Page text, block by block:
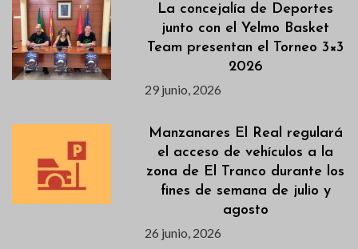
La concejalía de Deportes
junto con el Yelmo Basket
Team presentan el Torneo 3×3
2026
29 junio, 2026
Manzanares El Real regulará
el acceso de vehículos a la
zona de El Tranco durante los
fines de semana de julio y
agosto
26 junio, 2026